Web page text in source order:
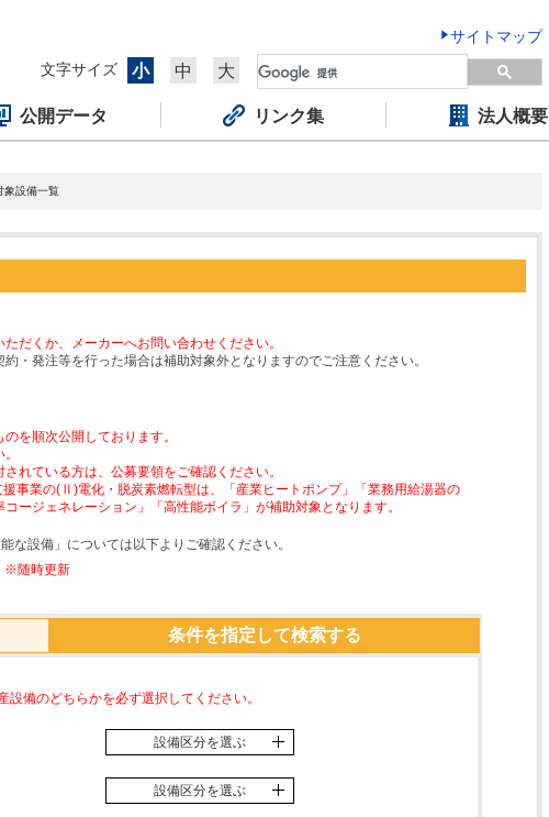
サイトマップ
文字サイズ
小 中 大
公開データ リンク集 法人概要
象設備一覧
だくか、メーカーへお問い合わせください。
・発注等を行った場合は補助対象外となりますのでご注意ください。
を順次公開しております。
れている方は、公募要領をご確認ください。
事業の(Ⅱ)電化・脱炭素燃転型は、「産業ヒートポンプ」「業務用給湯器の
ージェネレーション」「高性能ボイラ」が補助対象となります。
設備」については以下よりご確認ください。
※随時更新
条件を指定して検索する
備のどちらかを必ず選択してください。
設備区分を選ぶ
設備区分を選ぶ